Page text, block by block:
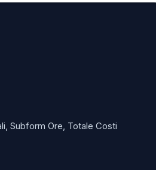
Subform Ore, Totale Costi